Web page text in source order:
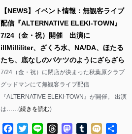
【NEWS】イベント情報：無観客ライブ
配信『ALTERNATIVE ELEKI-TOWN』
7/24（金・祝）開催 出演に
illMilliliter、ざくろ水、NA/DA、ほたる
たち、底なしのバケツのようにざらざら
7/24（金・祝）に閉店が決まった秋葉原クラブ
グッドマンにて無観客ライブ配信
『ALTERNATIVE ELEKI-TOWN』が開催。 出演
は……(続きを読む)
Facebook
TwitterLine ThreadsMastodon
Tumblr
Mixi